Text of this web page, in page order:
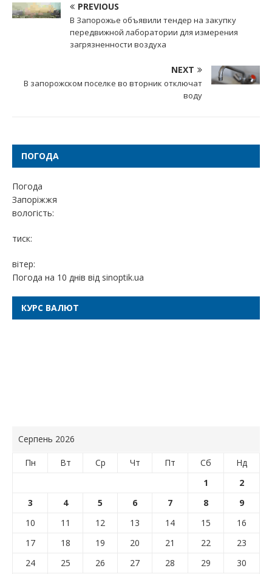
PREVIOUS
В Запорожье объявили тендер на закупку
передвижной лаборатории для измерения
загрязненности воздуха
NEXT
В запорожском поселке во вторник отключат
воду
ПОГОДА
Погода
Запоріжжя
вологість:
тиск:
вітер:
Погода на 10 днів від sinoptik.ua
КУРС ВАЛЮТ
Серпень 2026
Пн Вт Ср Чт Пт Сб
Нд
1
2
3
4 5 6 7 8
9
10
11 12 13 14 15
16
17
18 19 20 21 22
23
24
25 26 27 28 29
30